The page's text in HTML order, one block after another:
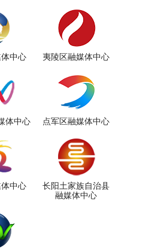
中心 夷陵区融媒体中心
体中心 点军区融媒体中心
中心
长阳土家族自治县
融媒体中心